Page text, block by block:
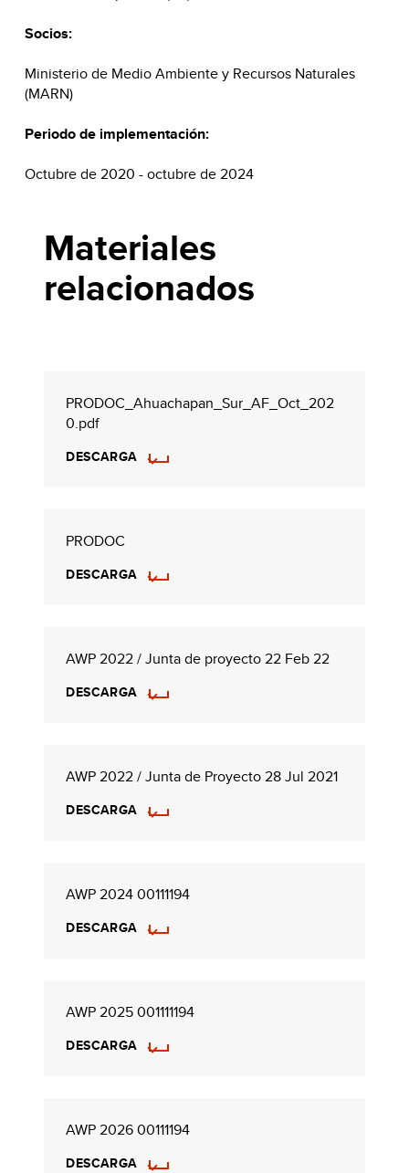
Socios:
Ministerio de Medio Ambiente y Recursos Naturales
(MARN)
Periodo de implementación:
Octubre de 2020 - octubre de 2024
Materiales
relacionados
PRODOC_Ahuachapan_Sur_AF_Oct_202
0.pdf
DESCARGA
PRODOC
DESCARGA
AWP 2022 / Junta de proyecto 22 Feb 22
DESCARGA
AWP 2022 / Junta de Proyecto 28 Jul 2021
DESCARGA
AWP 2024 00111194
DESCARGA
AWP 2025 001111194
DESCARGA
AWP 2026 00111194
DESCARGA